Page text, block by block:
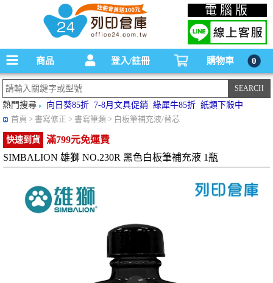
碳粉匣，墨水匣,原廠碳粉匣，副廠碳粉匣，環保碳粉匣,連續供墨印表機-office24列印
倉庫線上購物手機版
電腦版
商品 登入/註冊 購物車 0
熱門搜尋 向日葵85折 7-8月文具促銷 綠犀牛85折 紙類下殺中
首頁 > 書寫修正 > 書寫筆類 > 白板筆補充液/替芯
快速到貨
滿799元免運費
SIMBALION 雄獅 NO.230R 黑色白板筆補充液 1瓶